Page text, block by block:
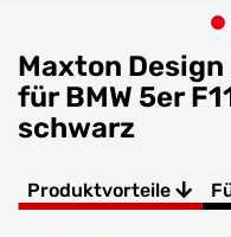
Maxton Design
für BMW 5er
schwarz
Produktvorteile